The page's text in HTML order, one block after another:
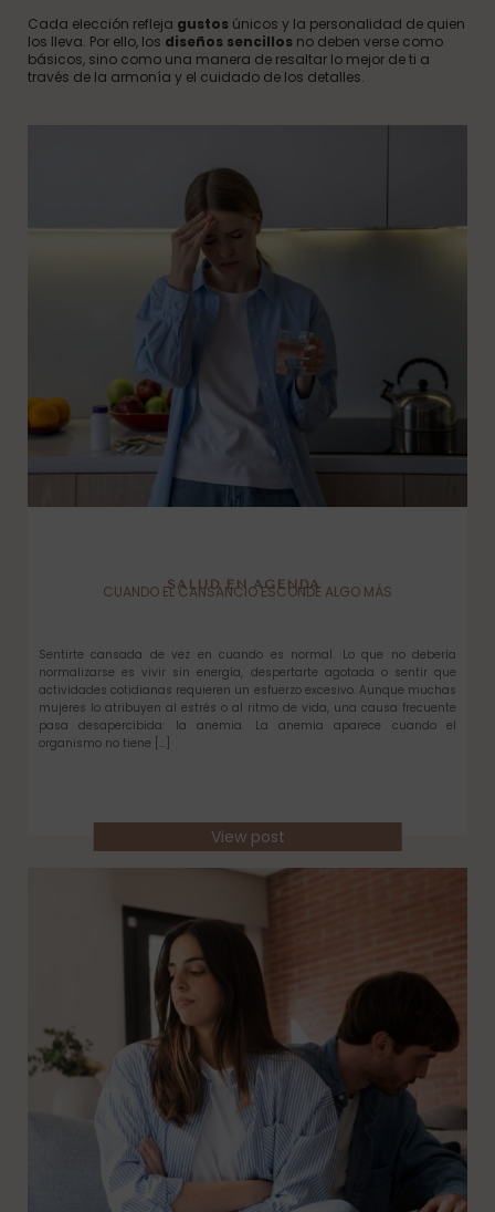
Cada elección refleja gustos únicos y la personalidad de quien
los lleva. Por ello, los diseños sencillos no deben verse como
básicos, sino como una manera de resaltar lo mejor de ti a
través de la armonía y el cuidado de los detalles.
SALUD EN AGENDA
CUANDO EL CANSANCIO ESCONDE ALGO MÁS
Sentirte cansada de vez en cuando es normal. Lo que no debería
normalizarse es vivir sin energía, despertarte agotada o sentir que
actividades cotidianas requieren un esfuerzo excesivo. Aunque muchas
mujeres lo atribuyen al estrés o al ritmo de vida, una causa frecuente
pasa desapercibida: la anemia. La anemia aparece cuando el
organismo no tiene […]
View post